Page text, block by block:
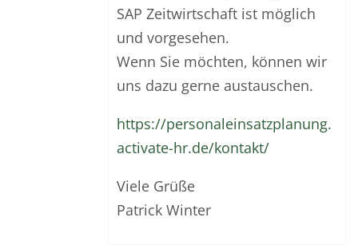
SAP Zeitwirtschaft ist möglich
und vorgesehen.
Wenn Sie möchten, können wir
uns dazu gerne austauschen.
https://personaleinsatzplanung.
activate-hr.de/kontakt/
Viele Grüße
Patrick Winter